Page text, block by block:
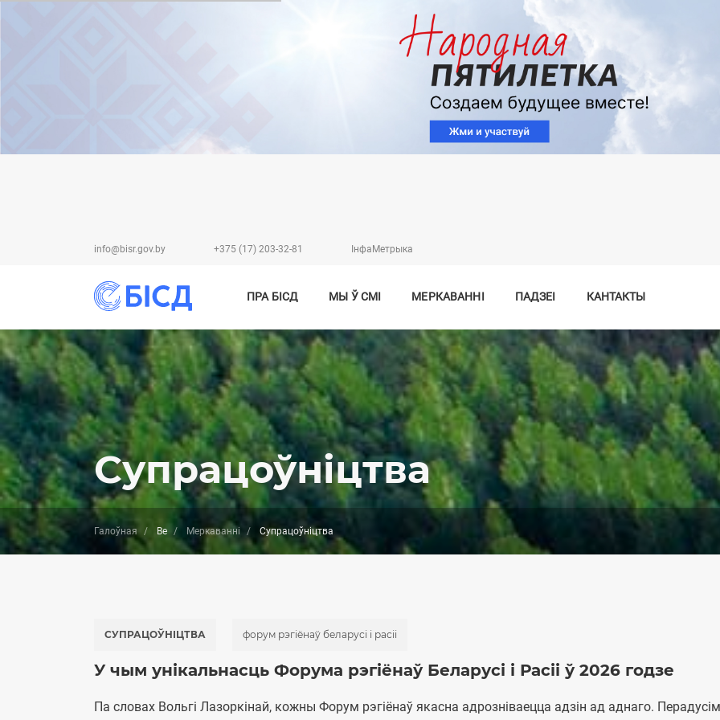
да
асноўнага
змесціва
info@bisr.gov.by +375 (17) 203-32-81 IнфаMетрыка
ПРА БІСД МЫ Ў СМІ МЕРКАВАННІ ПАДЗЕІ КАНТАКТЫ
Супрацоўніцтва
Галоўная Be Меркаванні Супрацоўніцтва
СУПРАЦОЎНІЦТВА форум рэгіёнаў беларусі і расіі
У чым унікальнасць Форума рэгіёнаў Беларусі і Расіі ў 2026 годзе
Па словах Вольгі Лазоркінай, кожны Форум рэгіёнаў якасна адрозніваецца адзін ад аднаго. Перадусім